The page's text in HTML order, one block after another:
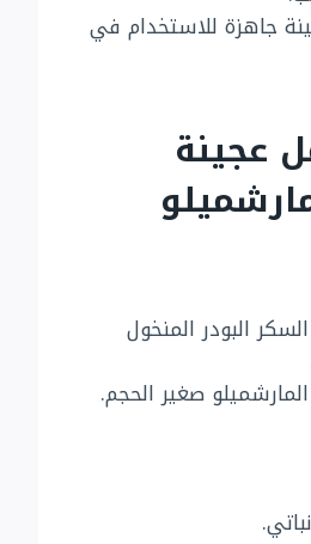
جاهزة للاستخدام في
عجينة
السكر البودر المنخول